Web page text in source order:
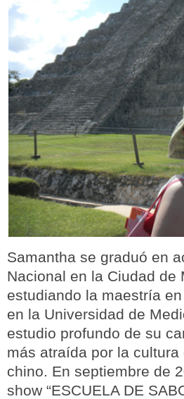
Samantha se graduó en
Nacional en la Ciudad de
estudiando la maestría
en la Universidad de
estudio profundo de su
más atraída por la
chino. En septiembre de
show “ESCUELA DE